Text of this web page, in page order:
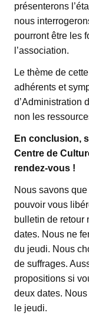
présenterons
nous
pourront être les
l’association.
Le thème de
adhérents et
d’Administration
non les
En conclusion,
Centre de
rendez-vous !
Nous savons
pouvoir vous
bulletin de retour
dates. Nous ne
du jeudi. Nous
de suffrages.
propositions si
deux dates.
le jeudi.